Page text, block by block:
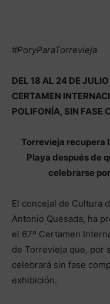
#PoryParaTorrevieja
DEL 18 AL 24 DE
CERTAMEN
POLIFONÍA, SIN FASE
Torrevieja recupera
Playa después de
celebrarse
El concejal de Cultura
Antonio Quesada, ha
el 67º Certamen
de Torrevieja que, por
celebrará sin fase
exhibición.